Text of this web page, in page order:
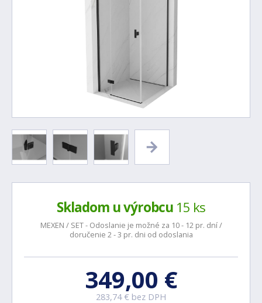
Skladom u výrobcu 15 ks
MEXEN / SET - Odoslanie je možné za 10 - 12 pr. dní /
doručenie 2 - 3 pr. dni od odoslania
349,00 €
283,74 € bez DPH